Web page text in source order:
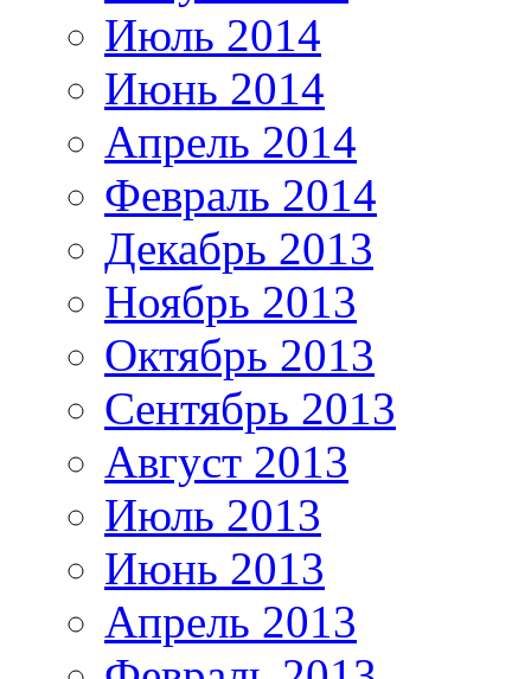
Июль 2014
Июнь 2014
Апрель 2014
Февраль 2014
Декабрь 2013
Ноябрь 2013
Октябрь 2013
Сентябрь 2013
Август 2013
Июль 2013
Июнь 2013
Апрель 2013